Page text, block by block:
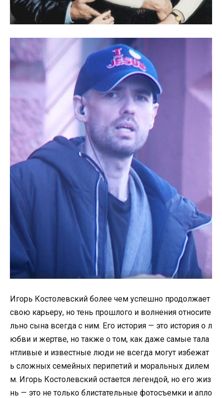
Игорь Костолевский более чем успешно продолжает
свою карьеру, но тень прошлого и волнения относите
льно сына всегда с ним. Его история — это история о л
юбви и жертве, но также о том, как даже самые тала
нтливые и известные люди не всегда могут избежат
ь сложных семейных перипетий и моральных дилем
м. Игорь Костолевский остается легендой, но его жиз
нь — это не только блистательные фотосъемки и апло